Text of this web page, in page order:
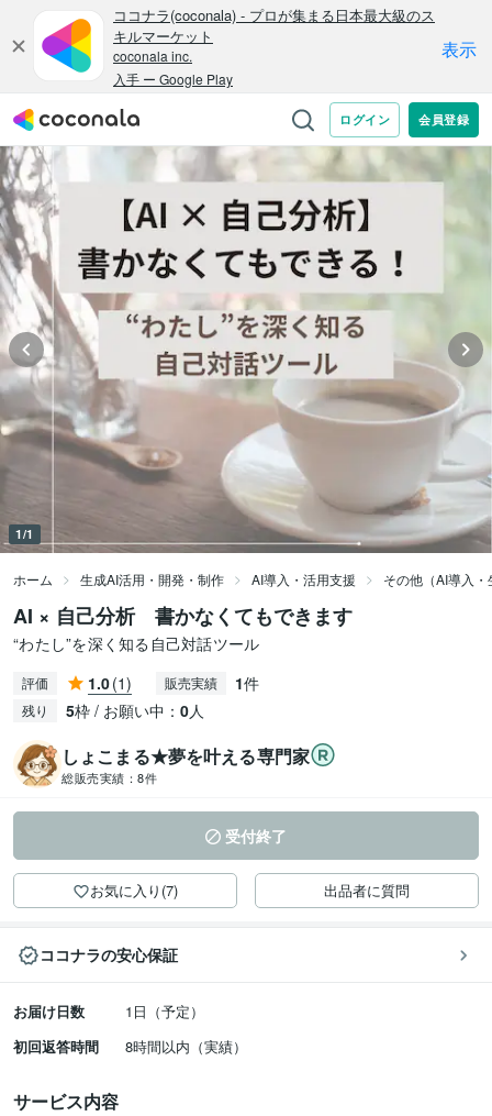
1/1
ホーム 生成AI活用・開発・制作 AI導入・活用支援 その他（AI導入
AI × 自己分析 書かなくてもできます
“わたし”を深く知る自己対話ツール
評価 1.0(1) 販売実績 1件
残り 5枠 / お願い中： 0人
しょこまる★夢を叶える専門家
総販売実績： 8件
受付終了
お気に入り(7) 出品者に質問
ココナラの安心保証
お届け日数
1日（予定）
初回返答時間
8時間以内（実績）
サービス内容